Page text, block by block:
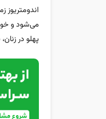
اندومتریوز
می‌شود و
پهلو در